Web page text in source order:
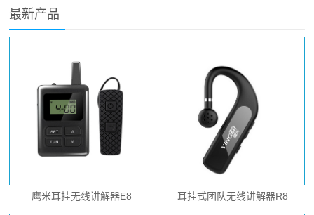
最新产品
鹰米耳挂无线讲解器E8 耳挂式团队无线讲解器R8